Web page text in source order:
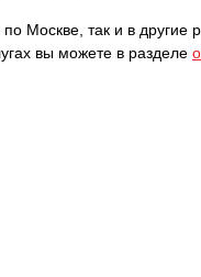
Москве, так и в другие
вы можете в разделе